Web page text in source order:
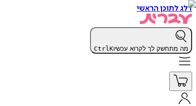
דלג לתוכן הראשי
מה מתחשק לך לקרוא עכשיו CtrlK